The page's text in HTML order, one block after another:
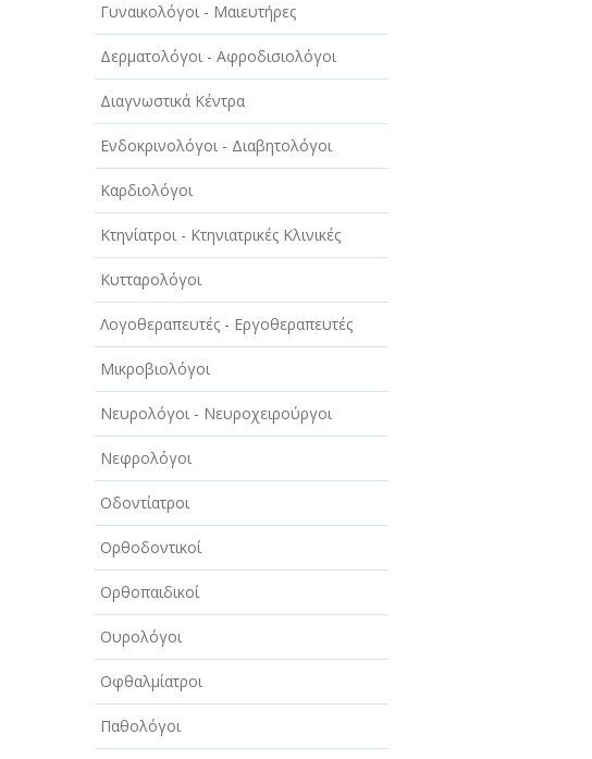
ΔΙΑΦΗΜΙΣΗ - ΜΜΕ
ΕΚΚΛΗΣΙΕΣ - ΦΙΛΑΝΘΡΩΠΙΚΑ
ΣΩΜΑΤΕΙΑ
ΕΚΠΑΙΔΕΥΣΗ - ΣΧΟΛΕΣ
ΕΜΠΟΡΙΟ - ΕΜΠΟΡΙΚΑ ΚΑΤΑΣΤΗΜΑΤΑ
ΕΡΓΟΣΤΑΣΙΑ - ΒΙΟΜΗΧΑΝΙΕΣ
ΞΕΝΟΔΟΧΕΙΑ - ΤΟΥΡΙΣΜΟΣ
ΟΜΟΡΦΙΑ
ΠΑΡΟΧΗ ΥΠΗΡΕΣΙΩΝ
ΤΕΧΝΙΚΑ - ΚΑΤΑΣΚΕΥΑΣΤΙΚΑ
ΤΕΧΝΟΛΟΓΙΑ
ΥΓΕΙΑ - ΙΑΤΡΟΙ
ΦΑΓΗΤΟ
Γυναικολόγοι - Μαιευτήρες
Δερματολόγοι - Αφροδισιολόγοι
Διαγνωστικά Κέντρα
Ενδοκρινολόγοι - Διαβητολόγοι
Καρδιολόγοι
Κτηνίατροι - Κτηνιατρικές Κλινικές
Κυτταρολόγοι
Λογοθεραπευτές - Εργοθεραπευτές
Μικροβιολόγοι
Νευρολόγοι - Νευροχειρούργοι
Νεφρολόγοι
Οδοντίατροι
Ορθοδοντικοί
Ορθοπαιδικοί
Ουρολόγοι
Οφθαλμίατροι
Παθολόγοι